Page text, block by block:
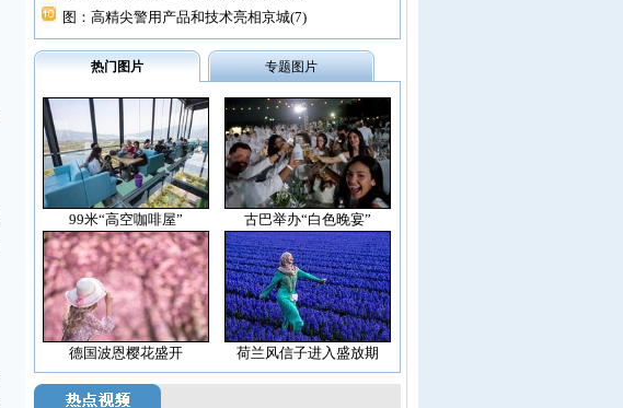
图：高精尖警用产品和技术亮相京城(7)
热门图片 专题图片
99米“高空咖啡屋” 古巴举办“白色晚宴”
德国波恩樱花盛开 荷兰风信子进入盛放期